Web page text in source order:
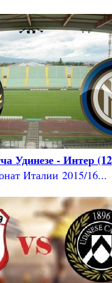
Удинезе - Интер
Италии 2015/16...